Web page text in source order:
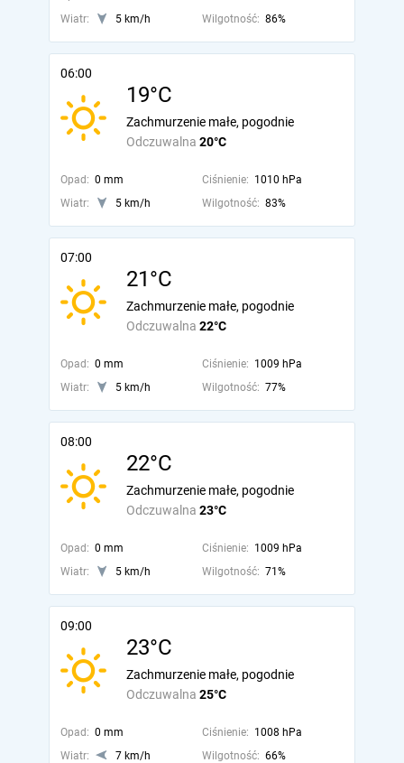
Wiatr:
5 km/h Wilgotność: 86%
06:00
19°C
Odczuwalna 20°C
Zachmurzenie małe, pogodnie
Opad: 0 mm Ciśnienie: 1010 hPa
Wiatr:
5 km/h Wilgotność: 83%
07:00
21°C
Odczuwalna 22°C
Zachmurzenie małe, pogodnie
Opad: 0 mm Ciśnienie: 1009 hPa
Wiatr:
5 km/h Wilgotność: 77%
08:00
22°C
Odczuwalna 23°C
Zachmurzenie małe, pogodnie
Opad: 0 mm Ciśnienie: 1009 hPa
Wiatr:
5 km/h Wilgotność: 71%
09:00
23°C
Odczuwalna 25°C
Zachmurzenie małe, pogodnie
Opad: 0 mm Ciśnienie: 1008 hPa
Wiatr:
7 km/h Wilgotność: 66%